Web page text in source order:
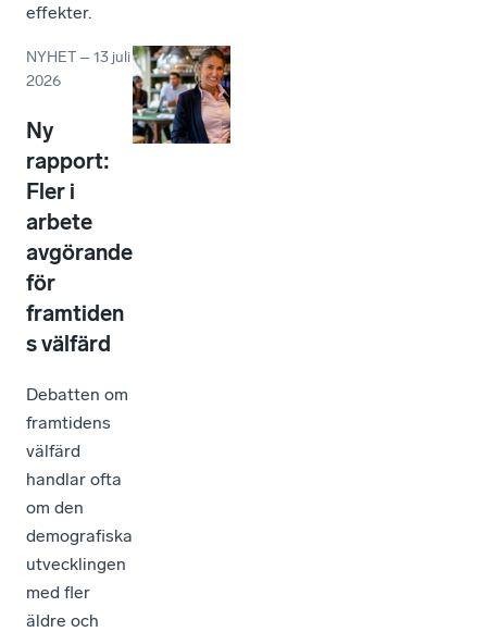
effekter.
NYHET –13 juli
2026
Ny
rapport:
Fler i
arbete
avgörande
för
framtiden
s välfärd
Debatten om
framtidens
välfärd
handlar ofta
om den
demografiska
utvecklingen
med fler
äldre och